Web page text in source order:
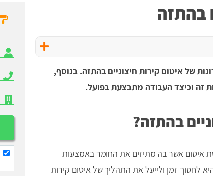
בהתזה
של איטום קירות חיצוניים בהתזה. בנוסף,
זה וכיצד העבודה מתבצעת בפועל.
בהתזה?
איטום אשר בה מתיזים את החומר באמצעות
לחסוך זמן ולייעל את התהליך של איטום קירות